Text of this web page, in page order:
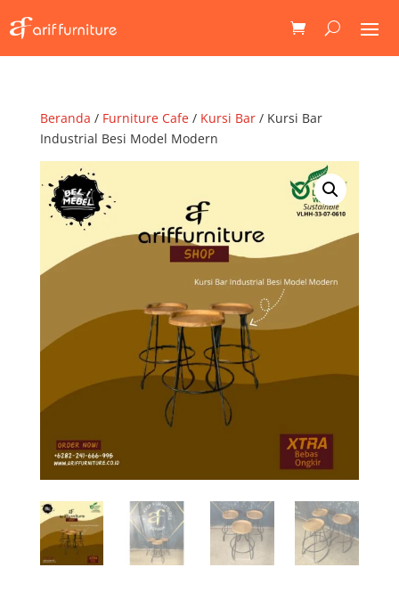
Beranda / Furniture Cafe/ Kursi Bar/ Kursi Bar
Industrial Besi Model Modern